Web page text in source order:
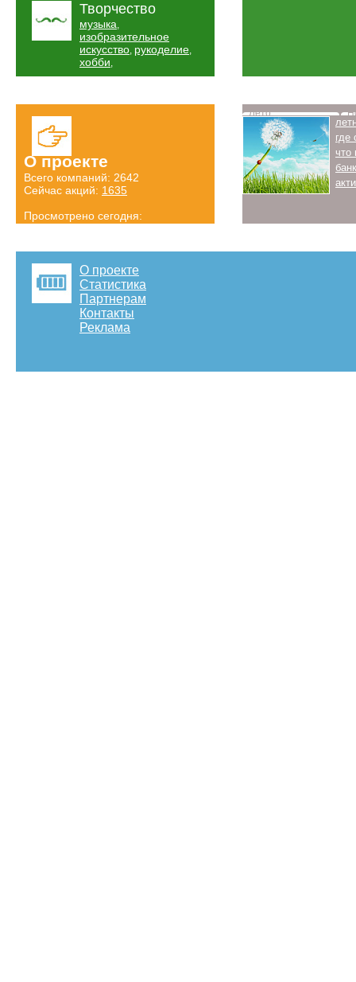
Творчество
музыка,
изобразительное
искусство, рукоделие,
хобби,
О проекте
Всего компаний: 2642
Сейчас акций: 1635
Просмотрено сегодня:
Лето
где
что
О проекте
Статистика
Партнерам
Контакты
Реклама